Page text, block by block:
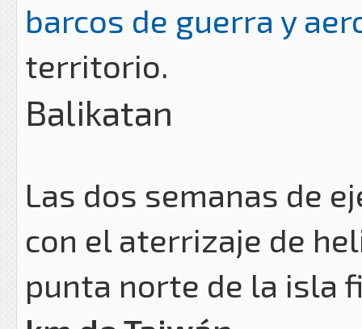
barcos de guerra y
territorio.
Balikatan
Las dos semanas de
con el aterrizaje de
punta norte de la isla